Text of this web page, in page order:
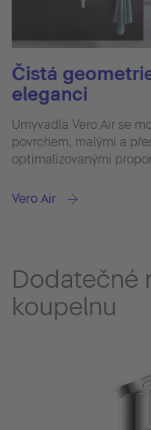
Čistá
eleganci
Umyvadla Vero Air se
povrchem, malými a
optimalizovanými
Vero Air
Dodatečné
koupelnu